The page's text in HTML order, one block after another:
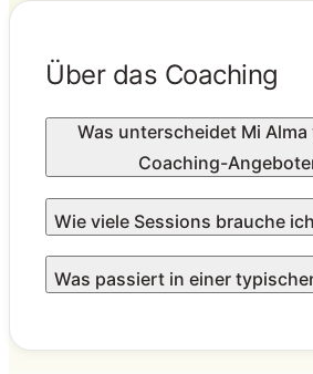
Über das Coaching
Was unterscheidet Mi Alma
Coaching-
Wie viele Sessions brauche
Was passiert in einer